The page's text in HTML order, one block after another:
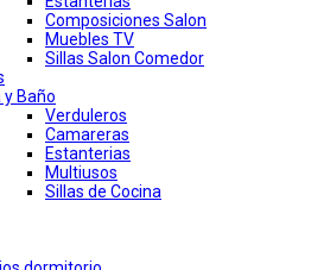
Composiciones Salon
Muebles TV
Sillas Salon Comedor
y Baño
Verduleros
Camareras
Estanterias
Multiusos
Sillas de Cocina